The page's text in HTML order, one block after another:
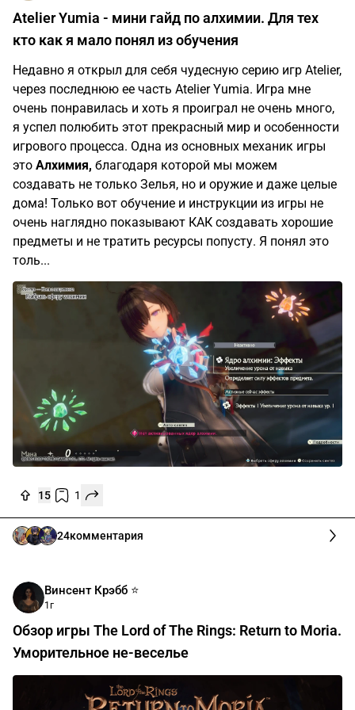
Atelier Yumia - мини гайд по алхимии. Для тех
кто как я мало понял из обучения
Недавно я открыл для себя чудесную серию игр Atelier,
через последнюю ее часть Atelier Yumia. Игра мне
очень понравилась и хоть я проиграл не очень много,
я успел полюбить этот прекрасный мир и особенности
игрового процесса. Одна из основных механик игры
это Алхимия, благодаря которой мы можем
создавать не только Зелья, но и оружие и даже целые
дома! Только вот обучение и инструкции из игры не
очень наглядно показывают КАК создавать хорошие
предметы и не тратить ресурсы попусту. Я понял это
толь...
15 1
24комментария
Винсент Крэбб ⭐️
1г
Обзор игры The Lord of The Rings: Return to Moria.
Уморительное не-веселье